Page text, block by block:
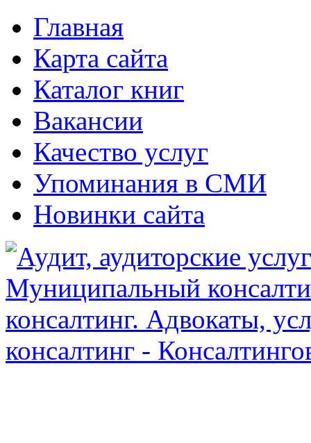
Главная
Карта сайта
Каталог книг
Вакансии
Качество услуг
Упоминания в СМИ
Новинки сайта